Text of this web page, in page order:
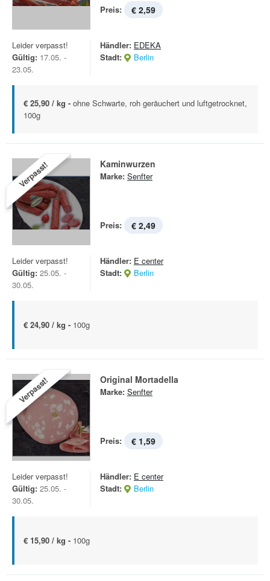
Preis: € 2,59
Leider verpasst!
Gültig: 17.05. -
23.05.
Händler: EDEKA
Stadt:
Berlin
€ 25,90 / kg - ohne Schwarte, roh geräuchert und luftgetrocknet,
100g
Verpasst! Kaminwurzen
Marke: Senfter
Preis: € 2,49
Leider verpasst!
Gültig: 25.05. -
30.05.
Händler: E center
Stadt:
Berlin
€ 24,90 / kg - 100g
Verpasst! Original Mortadella
Marke: Senfter
Preis: € 1,59
Leider verpasst!
Gültig: 25.05. -
30.05.
Händler: E center
Stadt:
Berlin
€ 15,90 / kg - 100g